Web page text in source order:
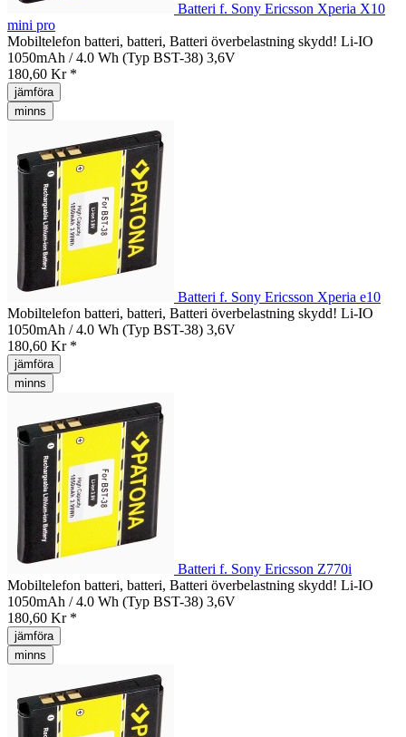
Batteri f. Sony Ericsson Xperia X10
mini pro
Mobiltelefon batteri, batteri, Batteri överbelastning skydd! Li-IO
1050mAh / 4.0 Wh (Typ BST-38) 3,6V
180,60 Kr *
jämföra
minns
Batteri f. Sony Ericsson Xperia e10
Mobiltelefon batteri, batteri, Batteri överbelastning skydd! Li-IO
1050mAh / 4.0 Wh (Typ BST-38) 3,6V
180,60 Kr *
jämföra
minns
Batteri f. Sony Ericsson Z770i
Mobiltelefon batteri, batteri, Batteri överbelastning skydd! Li-IO
1050mAh / 4.0 Wh (Typ BST-38) 3,6V
180,60 Kr *
jämföra
minns